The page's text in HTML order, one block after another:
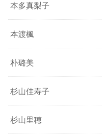
本多真梨子
本渡楓
朴璐美
杉山佳寿子
杉山里穂